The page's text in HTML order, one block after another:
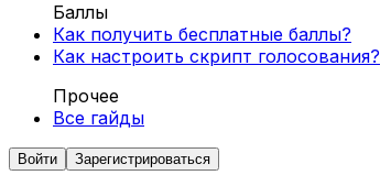
Баллы
Как получить бесплатные баллы?
Как настроить скрипт голосования?
Прочее
Все гайды
Войти Зарегистрироваться